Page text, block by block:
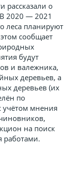
рассказали о
2020 — 2021
леса планируют
сообщает
будут
и валежника,
деревьев, а
деревьев (их
по
учётом мнения
на поиск
работами.